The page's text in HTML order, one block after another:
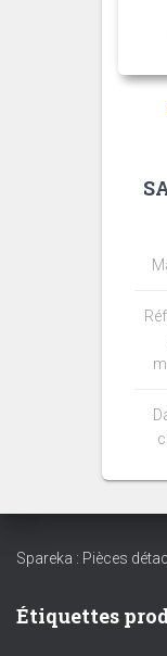
Spareka : Pièces
Étiquettes